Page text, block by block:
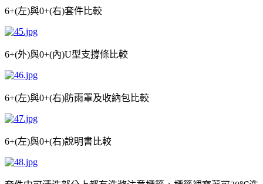
6+(左)與0+(右)套件比較
6+(外)與0+(內)U型支撐條比較
6+(左)與0+(右)防雨罩及收納包比較
6+(左)與0+(右)說明書比較